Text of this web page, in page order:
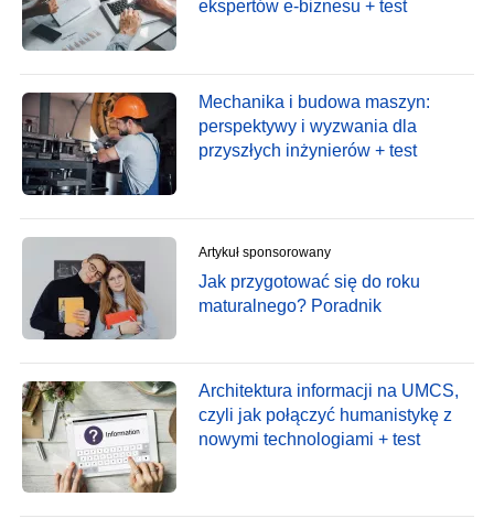
ekspertów e-biznesu + test
Mechanika i budowa maszyn:
perspektywy i wyzwania dla
przyszłych inżynierów + test
Artykuł sponsorowany
Jak przygotować się do roku
maturalnego? Poradnik
Architektura informacji na UMCS,
czyli jak połączyć humanistykę z
nowymi technologiami + test